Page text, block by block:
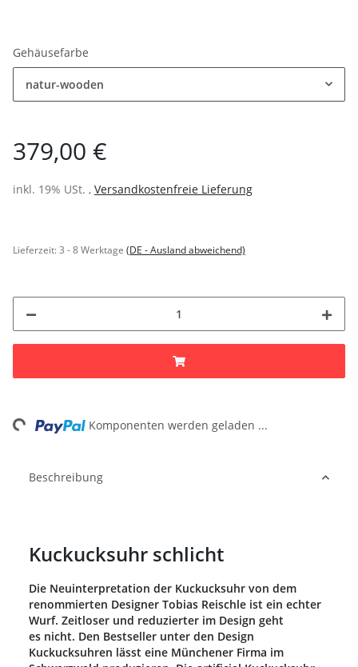
Gehäusefarbe
natur-wooden
379,00 €
inkl. 19% USt. , Versandkostenfreie Lieferung
Lieferzeit:3 - 8 Werktage (DE - Ausland abweichend)
Komponenten werden geladen ...
Beschreibung
Kuckucksuhr schlicht
Die Neuinterpretation der Kuckucksuhr von dem
renommierten Designer Tobias Reischle ist ein echter
Wurf. Zeitloser und reduzierter im Design geht
es nicht. Den Bestseller unter den Design
Kuckucksuhren lässt eine Münchener Firma im